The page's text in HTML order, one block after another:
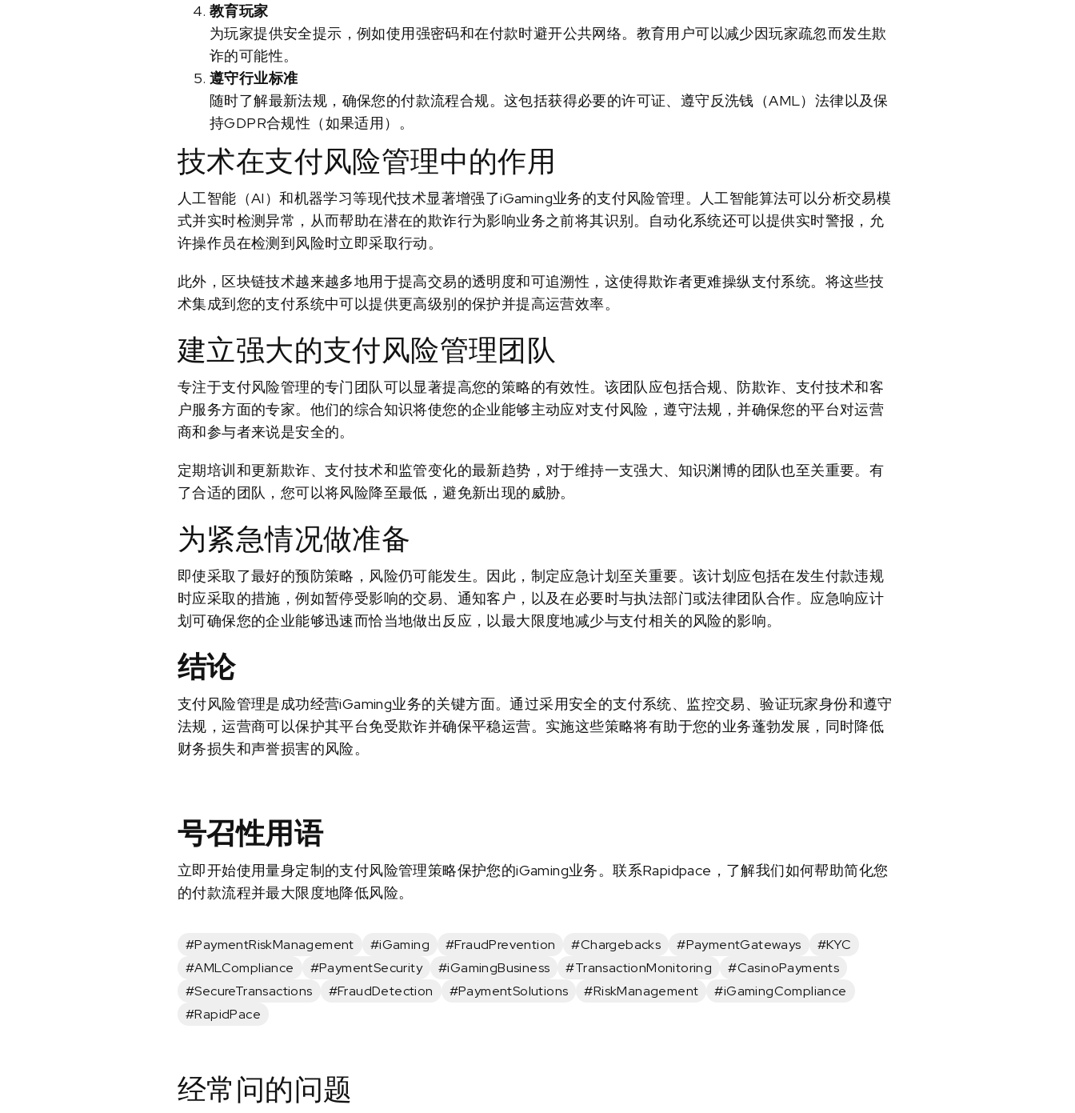
教育玩家
为玩家提供安全提示，例如使用强密码和在付款时避开公共网络。教育用户可以减少因玩家疏忽而发生欺
诈的可能性。
遵守行业标准
随时了解最新法规，确保您的付款流程合规。这包括获得必要的许可证、遵守反洗钱（AML）法律以及保
持GDPR合规性（如果适用）。
技术在支付风险管理中的作用
人工智能（AI）和机器学习等现代技术显著增强了iGaming业务的支付风险管理。人工智能算法可以分析交易模
式并实时检测异常，从而帮助在潜在的欺诈行为影响业务之前将其识别。自动化系统还可以提供实时警报，允
许操作员在检测到风险时立即采取行动。
此外，区块链技术越来越多地用于提高交易的透明度和可追溯性，这使得欺诈者更难操纵支付系统。将这些技
术集成到您的支付系统中可以提供更高级别的保护并提高运营效率。
建立强大的支付风险管理团队
专注于支付风险管理的专门团队可以显著提高您的策略的有效性。该团队应包括合规、防欺诈、支付技术和客
户服务方面的专家。他们的综合知识将使您的企业能够主动应对支付风险，遵守法规，并确保您的平台对运营
商和参与者来说是安全的。
定期培训和更新欺诈、支付技术和监管变化的最新趋势，对于维持一支强大、知识渊博的团队也至关重要。有
了合适的团队，您可以将风险降至最低，避免新出现的威胁。
为紧急情况做准备
即使采取了最好的预防策略，风险仍可能发生。因此，制定应急计划至关重要。该计划应包括在发生付款违规
时应采取的措施，例如暂停受影响的交易、通知客户，以及在必要时与执法部门或法律团队合作。应急响应计
划可确保您的企业能够迅速而恰当地做出反应，以最大限度地减少与支付相关的风险的影响。
结论
支付风险管理是成功经营iGaming业务的关键方面。通过采用安全的支付系统、监控交易、验证玩家身份和遵守
法规，运营商可以保护其平台免受欺诈并确保平稳运营。实施这些策略将有助于您的业务蓬勃发展，同时降低
财务损失和声誉损害的风险。
号召性用语
立即开始使用量身定制的支付风险管理策略保护您的iGaming业务。联系Rapidpace，了解我们如何帮助简化您
的付款流程并最大限度地降低风险。
#PaymentRiskManagement #iGaming #FraudPrevention #Chargebacks #PaymentGateways
#KYC
#AMLCompliance
#PaymentSecurity #iGamingBusiness #TransactionMonitoring
#CasinoPayments
#SecureTransactions
#FraudDetection #PaymentSolutions #RiskManagement
#iGamingCompliance
#RapidPace
经常问的问题